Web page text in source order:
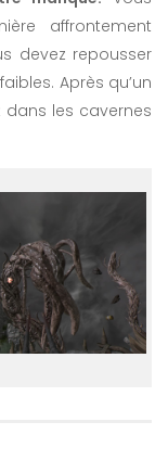
affrontement
devez repousser
Après qu’un
dans les cavernes